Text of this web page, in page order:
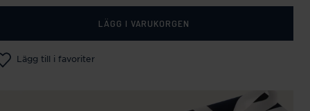
LÄGG I VARUKORGEN
Lägg till i favoriter